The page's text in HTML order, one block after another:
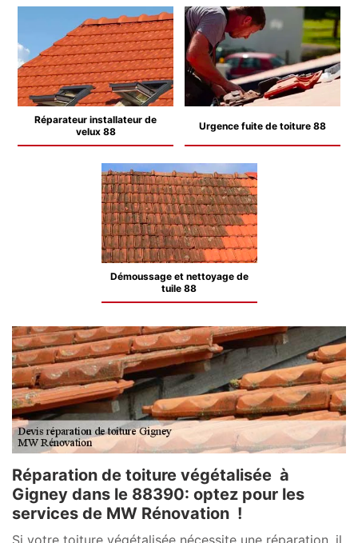
Réparateur installateur de
velux 88
Urgence fuite de toiture 88
Démoussage et nettoyage de
tuile 88
Réparation de toiture végétalisée à
Gigney dans le 88390: optez pour les
services de MW Rénovation !
Si votre toiture végétalisée nécessite une réparation, il